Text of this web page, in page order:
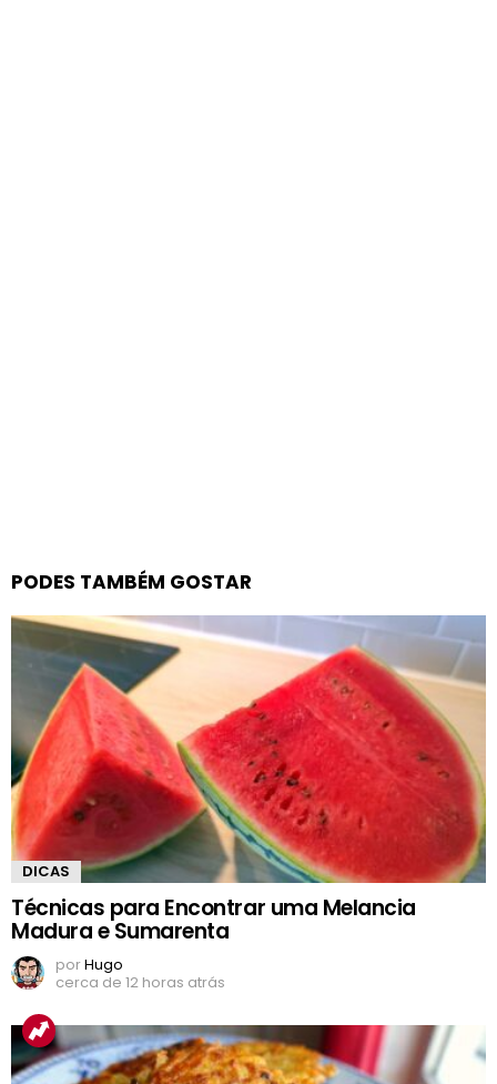
PODES TAMBÉM GOSTAR
DICAS
Técnicas para Encontrar uma Melancia
Madura e Sumarenta
porHugo
cerca de 12 horas atrás